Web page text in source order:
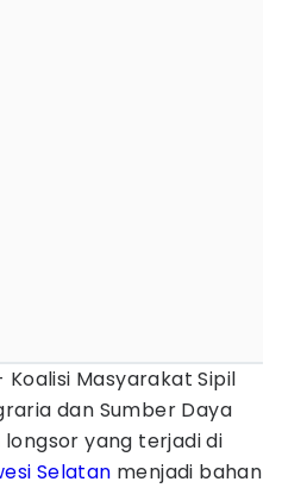
Koalisi Masyarakat Sipil
dan Sumber Daya
longsor yang terjadi di
Selatan menjadi bahan